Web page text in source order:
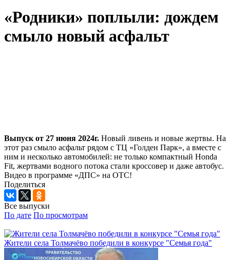
«Родники» поплыли: дождем
смыло новый асфальт
Выпуск от 27 июня 2024г. Новый ливень и новые жертвы. На
этот раз смыло асфальт рядом с ТЦ «Голден Парк», а вместе с
ним и несколько автомобилей: не только компактный Honda
Fit, жертвами водного потока стали кроссовер и даже автобус.
Видео в программе «ДПС» на ОТС!
Поделиться
Все выпуски
По дате По просмотрам
Жители села Толмачёво победили в конкурсе "Семья года"